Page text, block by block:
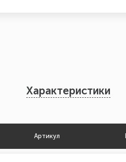
Характеристики
Артикул